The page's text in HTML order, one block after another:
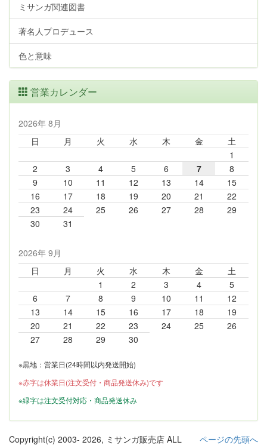
ミサンガ関連図書
著名人プロデュース
色と意味
営業カレンダー
2026年 8月
日
月 火 水 木 金
土
1
2
3 4 5 6 7
8
9
10 11 12 13 14
15
16
17 18 19 20 21
22
23
24 25 26 27 28
29
30
31
2026年 9月
日
月 火 水 木 金
土
1
2 3 4
5
6
7 8 9 10 11
12
13
14 15 16 17 18
19
20
21 22 23 24 25
26
27
28 29 30
※黒地：営業日(24時間以内発送開始)
※赤字は休業日(注文受付・商品発送休み)です
※緑字は注文受付対応・商品発送休み
ページの先頭へ
Copyright(c) 2003- 2026, ミサンガ販売店 ALL